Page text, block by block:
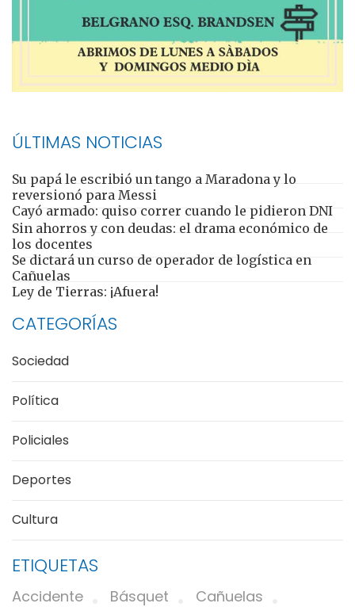
ÚLTIMAS NOTICIAS
Su papá le escribió un tango a Maradona y lo
reversionó para Messi
Cayó armado: quiso correr cuando le pidieron DNI
Sin ahorros y con deudas: el drama económico de
los docentes
Se dictará un curso de operador de logística en
Cañuelas
Ley de Tierras: ¡Afuera!
CATEGORÍAS
Sociedad
Política
Policiales
Deportes
Cultura
ETIQUETAS
Accidente Básquet Cañuelas